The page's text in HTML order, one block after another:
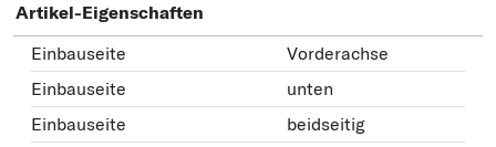
Artikel-Eigenschaften
Einbauseite
Vorderachse
Einbauseite
unten
Einbauseite
beidseitig